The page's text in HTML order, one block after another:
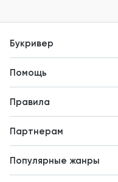
Букривер
Новости
Помощь
Правила
Партнерам
Популярные жанры